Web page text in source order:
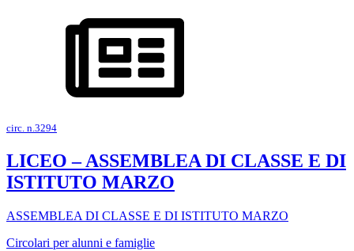
circ. n.3294
LICEO – ASSEMBLEA DI CLASSE E DI
ISTITUTO MARZO
ASSEMBLEA DI CLASSE E DI ISTITUTO MARZO
Circolari per alunni e famiglie